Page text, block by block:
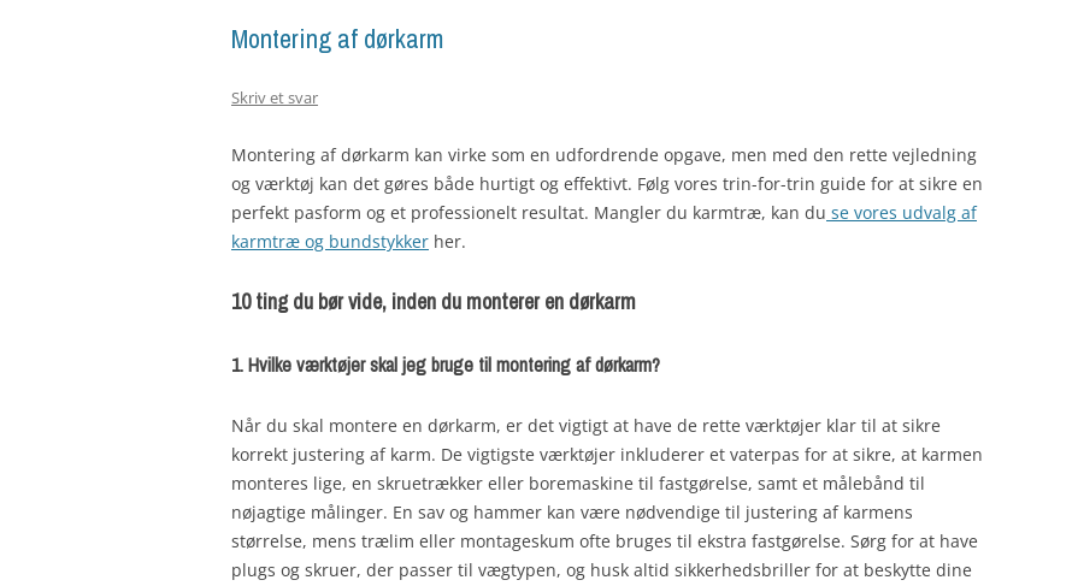
Montering af dørkarm
Skriv et svar
Montering af dørkarm kan virke som en udfordrende opgave, men med den rette vejledning
og værktøj kan det gøres både hurtigt og effektivt. Følg vores trin-for-trin guide for at sikre en
perfekt pasform og et professionelt resultat. Mangler du karmtræ, kan du se vores udvalg af
karmtræ og bundstykker her.
10 ting du bør vide, inden du monterer en dørkarm
1. Hvilke værktøjer skal jeg bruge til montering af dørkarm?
Når du skal montere en dørkarm, er det vigtigt at have de rette værktøjer klar til at sikre
korrekt justering af karm. De vigtigste værktøjer inkluderer et vaterpas for at sikre, at karmen
monteres lige, en skruetrækker eller boremaskine til fastgørelse, samt et målebånd til
nøjagtige målinger. En sav og hammer kan være nødvendige til justering af karmens
størrelse, mens trælim eller montageskum ofte bruges til ekstra fastgørelse. Sørg for at have
plugs og skruer, der passer til vægtypen, og husk altid sikkerhedsbriller for at beskytte dine